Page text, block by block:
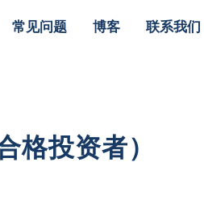
常见问题 博客 联系我们
格投资者）